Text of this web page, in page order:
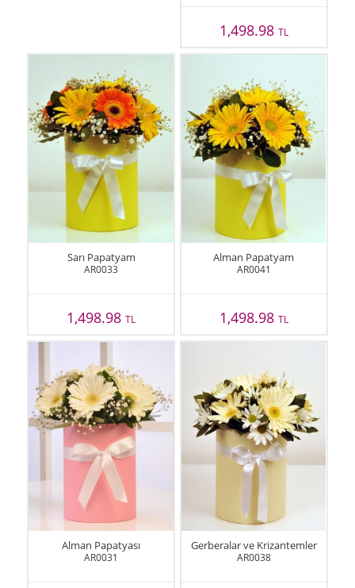
1,498.98 TL
Sarı Papatyam
AR0033
1,498.98TL
Alman Papatyam
AR0041
1,498.98 TL
Alman Papatyası
AR0031
Gerberalar ve Krizantemler
AR0038